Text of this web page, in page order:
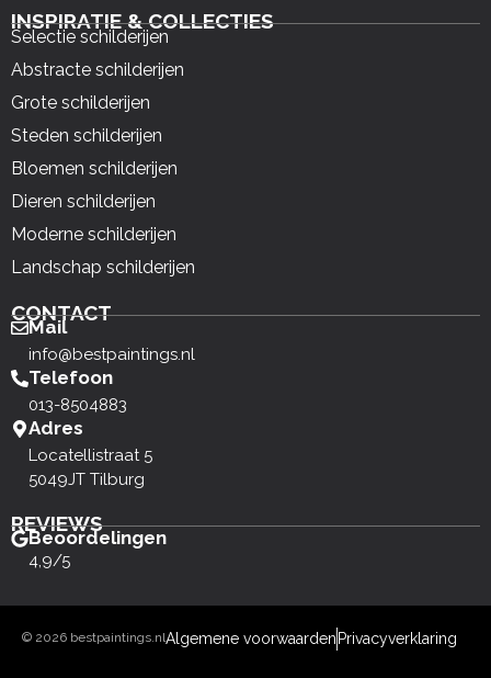
INSPIRATIE & COLLECTIES
Selectie schilderijen
Abstracte schilderijen
Grote schilderijen
Steden schilderijen
Bloemen schilderijen
Dieren schilderijen
Moderne schilderijen
Landschap schilderijen
CONTACT
Mail
info@bestpaintings.nl
Telefoon
013-8504883
Adres
Locatellistraat 5
5049JT Tilburg
REVIEWS
Beoordelingen
4,9/5
© 2026 bestpaintings.nlAlgemene voorwaarden Privacyverklaring